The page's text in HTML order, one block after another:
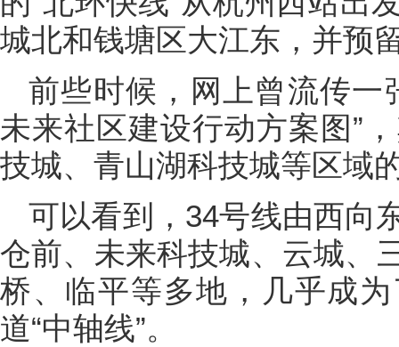
城北和钱塘区大江东，并预
前些时候，网上曾流传一
未来社区建设行动方案图”
技城、青山湖科技城等区域
可以看到，34号线由西向
仓前、未来科技城、云城、
桥、临平等多地，几乎成
道“中轴线”。